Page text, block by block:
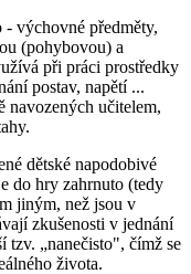
- výchovné předměty,
(pohybovou) a
při práci prostředky
postav, napětí ...
navozených učitelem,
dětské napodobivé
do hry zahrnuto (tedy
jiným, než jsou v
zkušenosti v jednání
tzv. „nanečisto", čímž se
života.